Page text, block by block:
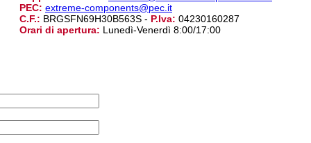
PEC: extreme-components@pec.it
C.F.: BRGSFN69H30B563S - P.Iva: 04230160287
Orari di apertura: Lunedì-Venerdì 8:00/17:00